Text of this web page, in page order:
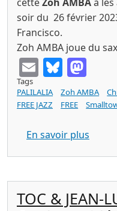
soir du 26 février
Francisco.
Zoh AMBA joue du
Email
Tags
PALILALIA
Zoh AMBA
FREE JAZZ
FREE
En savoir plus
TOC & JEAN-